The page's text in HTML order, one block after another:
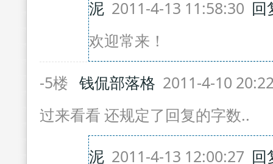
泥 2011-4-13 11:58:30 回
欢迎常来！
-5楼 钱侃部落格 2011-4-10
过来看看 还规定了回复的字数..
泥 2011-4-13 12:00:27 回